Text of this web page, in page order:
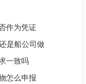
作为凭证
是船公司做
一致吗
怎么申报